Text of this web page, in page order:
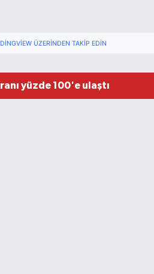
ÜZERINDEN TAKIP EDIN
yüzde 100'e ulaştı